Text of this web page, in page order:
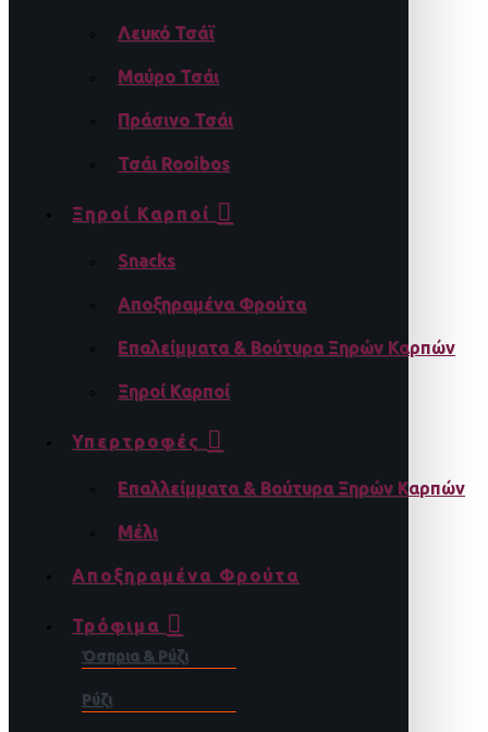
Λευκό Τσάϊ
Μαύρο Τσάι
Πράσινο Τσάι
Τσάι Rooibos
Ξηροί Καρποί
Snacks
Αποξηραμένα Φρούτα
Επαλείμματα & Βούτυρα Ξηρών Καρπών
Ξηροί Καρποί
Υπερτροφές
Επαλλείμματα & Βούτυρα Ξηρών Καρπών
Μέλι
Αποξηραμένα Φρούτα
Τρόφιμα
Όσπρια & Ρύζι
Ρύζι